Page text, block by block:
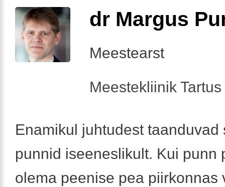
dr Margus
Meestearst
Meestekliinik
Enamikul juhtudest taanduvad
punnid iseeneslikult. Kui punn
olema peenise pea piirkonnas